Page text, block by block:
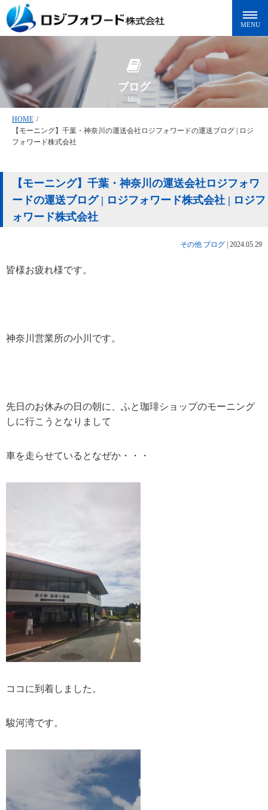
ブログ
blog
HOME /
【モーニング】千葉・神奈川の運送会社ロジフォワードの運送ブログ | ロジ
フォワード株式会社
【モーニング】千葉・神奈川の運送会社ロジフォワ
ードの運送ブログ | ロジフォワード株式会社 | ロジフ
ォワード株式会社
その他 ブログ 2024.05.29
皆様お疲れ様です。
神奈川営業所の小川です。
先日のお休みの日の朝に、ふと珈琲ショップのモーニング
しに行こうとなりまして
車を走らせているとなぜか・・・
ココに到着しました。
駿河湾です。